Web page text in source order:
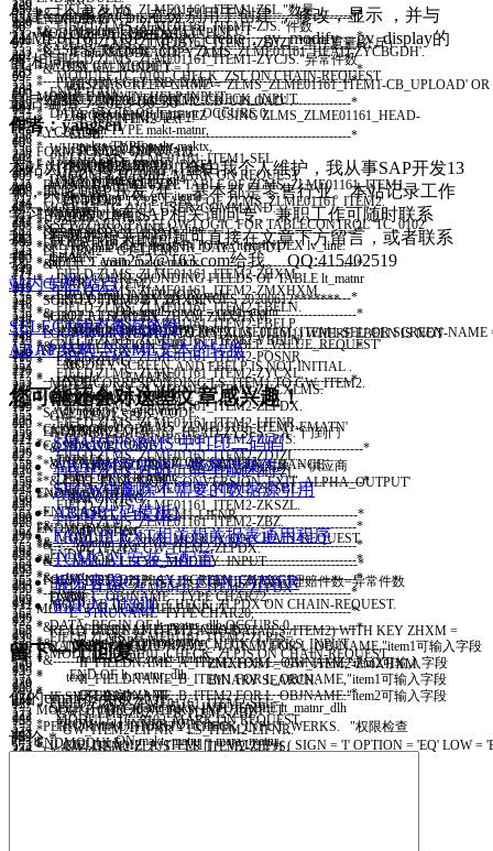
229
230
231
232
233
234
235
236
237
238
239
240
241
242
243
244
245
246
247
248
249
250
251
252
253
254
255
256
257
258
259
260
261
262
263
264
265
266
267
268
269
270
271
272
273
274
*&---------------------------------------------------------------------*
*& Module EMATN_HELP INPUT
*&---------------------------------------------------------------------*
* text
*----------------------------------------------------------------------*
MODULE EMATN_HELP INPUT.
* DATA: BEGIN OF lt_matnr OCCURS 0,
* ematn TYPE makt-matnr,
* maktx TYPE makt-maktx,
* END OF lt_matnr.
* DATA: lv_line TYPE int4,
* lw_item TYPE gty_item1.
* CLEAR lv_line.
* GET CURSOR LINE lv_line.
* READ TABLE gt_item1 INTO lw_item INDEX lv_line.
* SELECT ematn makt~maktx
* INTO CORRESPONDING FIELDS OF TABLE lt_matnr
* FROM ampl INNER JOIN makt
* ON ampl~ematn = makt~matnr
* WHERE bmatn = lw_item-matnr.
* CALL FUNCTION 'F4IF_INT_TABLE_VALUE_REQUEST'
* EXPORTING
* retfield = 'EMATN'
* dynpprog = sy-repid
* dynpnr = sy-dynnr
* dynprofield = 'ZLMS_ZLME01161_ITEM1-EMATN'
* value_org = 'S'
* TABLES
* value_tab = lt_matnr.
ENDMODULE.
*&---------------------------------------------------------------------*
*& Module MATNR_HELP INPUT
*&---------------------------------------------------------------------*
* text
*----------------------------------------------------------------------*
MODULE MATNR_HELP INPUT.
* DATA: BEGIN OF lt_matnr_dlh OCCURS 0,
* matnr TYPE mara-matnr,
* maktx TYPE makt-maktx,
* END OF lt_matnr_dlh.
*
* SELECT mara~matnr maktx INTO TABLE lt_matnr_dlh
* FROM makt INNER JOIN mara
* ON makt~matnr = mara~matnr
198
199
200
201
202
203
204
205
206
207
208
209
210
211
212
213
214
215
216
217
218
219
220
221
222
223
224
225
226
227
228
229
230
231
232
233
234
235
236
237
238
239
240
241
242
243
*----------------------------------------------------------------------*
MODULE GET_DB_DATA INPUT.
CASE SY-TCODE.
WHEN GV_MODIFY.
PERFORM GET_DB_DATA .
PERFORMAUTHORITY_CHECK _INPUT.
PERFORM ENQUEUE_EZ USING ZLMS ZLME01161 HEAD-
ZYCBGDH.
WHEN GV_DISPLAY.
PERFORM GET_DB_DATA.
WHEN OTHERS.
ENDCASE.
ENDMODULE.
*&---------------------------------------------------------------------*
*& Module GET_PERNR_DATA INPUT
*&---------------------------------------------------------------------*
* text
*----------------------------------------------------------------------*
*&---------------------------------------------------------------------*
*& Module BACK INPUT
*&---------------------------------------------------------------------*
* text
*----------------------------------------------------------------------*
MODULE BACK INPUT.
SAVE_CODE = OK_CODE.
CLEAR:OK_CODE.
CASE SAVE_CODE.
WHEN 'BACK' OR 'UP' OR 'CANCL'.
LEAVE PROGRAM.
WHEN OTHERS.
ENDCASE.
ENDMODULE.
*&---------------------------------------------------------------------*
*& Module LLTYP_MODIFY INPUT
*&---------------------------------------------------------------------*
* text
*----------------------------------------------------------------------*
*&---------------------------------------------------------------------*
*& Module AUTHORITY_CHECK_WERKS INPUT
*&---------------------------------------------------------------------*
* text
*----------------------------------------------------------------------*
MODULE CHECK_WERKS_INPUT INPUT.
PERFORMAUTHORITY_CHECK_INPUT_WERKS.
"权限检查
ENDMODULE.
131
132
133
134
135
136
137
138
139
140
141
142
143
144
145
146
147
148
149
150
151
152
153
154
155
156
157
158
159
160
161
162
163
164
165
166
167
168
169
170
171
172
173
174
175
WHEN GV_DISPLAY.
LOOP AT SCREEN.
IF SCREEN-NAME = 'ZLMS_ZLME01161_HEAD-ZYCBGDH'.
SCREEN-INPUT = 1.
ELSEIF SCREEN-NAME = 'ZLMS_ZLME01161_ITEM1-CB_UPLOAD' OR
'ZLMS_ZLME01161_ITEM2-CB_UPLOAD' .
SCREEN-INPUT = 1.
ELSE.
SCREEN-INPUT = 0.
ENDIF.
MODIFY SCREEN.
ENDLOOP.
WHEN OTHERS.
ENDCASE.
*
**END OF MODIFY BY PENGFS 20200612*******
LOOP AT SCREEN.
IF SCREEN-NAME = 'ZLMS_ZLME01161_ITEM1-SEL' OR SCREEN-NAME
SCREEN-INPUT = 1.
MODIFY SCREEN.
ENDIF.
ENDLOOP.
ENDFORM.
*&---------------------------------------------------------------------*
*& Form NOT_DISPLAY_SCREEN_CHANGE
*&---------------------------------------------------------------------*
* text
*----------------------------------------------------------------------*
* --> p1 text
* <-- p2 text
*----------------------------------------------------------------------*
FORM NOT_DISPLAY_SCREEN_CHANGE .
DATA: L_OBJNAME TYPE CHAR72,
L_STRUNAME TYPE CHAR20,
L_FIELDNAME TYPE CHAR72.
RANGES: II_FIELDNAME_A_ITEM1 FOR L_OBJNAME,"item1可输入字段
II_FIELDNAME_A_ITEM2 FOR L_OBJNAME,"item2可输入字段
II_FIELDNAME_B_ ITEM1 FOR L_OBJNAME "item1可输入字段
II_FIELDNAME_B_ITEM2 FOR L_OBJNAME."item2可输入字段
II_FIELDNAME_A_ITEM1[] = VALUE #( ( SIGN = 'I' OPTION = 'EQ' LOW =
95
96
97
98
99
100
101
102
103
104
105
106
107
108
109
110
111
112
113
114
115
116
117
118
119
120
121
122
123
124
125
126
127
128
129
130
131
132
133
134
135
136
137
138
139
140
ENDFORM.
*&---------------------------------------------------------------------*
*& Form FCODE_COPY_ALL
*&---------------------------------------------------------------------*
* text
*----------------------------------------------------------------------*
* -->P_GT_ITEM2 text
*----------------------------------------------------------------------*
FORM FCODE_COPY_ALL .
*从ITEM1复制所有行到ITEM2
DATA: LT_ITEM1 TYPE TABLE OF ZLMS_ZLME01161_ITEM1,
LT_ITEM2 TYPE TABLE OF ZLMS_ZLME01161_ ITEM2.
LT_ITEM1 = GT_ITEM1.
LT_ITEM2 = GT_ITEM2.
CLEAR:GT_ITEM2.
SORT LT_ITEM1 BY ZHXM.
SORT LT_ITEM2 BY ZHXM ZMXHXM.
LOOP AT LT_ITEM1 INTO DATA(LS_ITEM1) WHERE EBELN IS NOT
INITIAL
AND EBELP IS NOT INITIAL .
MOVE-CORRESPONDING LS_ITEM1 TO GW_ITEM2.
GW_ITEM2-ZMXHXM = 1.
GW_ITEM2-SEL = ''.
IF ZLMS_ZLME01161_HEAD-ZYSFS = 'A'."门到门
GW_ITEM2-ZLPDX = '供应商'."理赔对象 = 供应商
* CALL FUNCTION 'CONVERSION_EXIT_ALPHA_OUTPUT'
* EXPORTING
* INPUT = LS_ITEM1-LIFNR
* IMPORTING
* OUTPUT = GW_ITEM2-ZLPDX.
GW_ITEM2-ZLPJS = LS_ITEM1-ZYCJS."理赔件数=异常件数
ENDIF.
READ TABLE LT_ITEM2 INTO DATA(LS_ITEM2) WITH KEY ZHXM =
GW_ITEM2-ZHXM
ZMXHXM = GW_ITEM2-ZMXHXM
BINARY SEARCH.
IF SY-SUBRC = 0 .
GW_ITEM2-ZBZ = LS_ITEM2-ZBZ.
* GW_ITEM2-LIFNR = LS_ITEM2-LIFNR.
* GW_ITEM2-ZLPJS = LS_ITEM2-ZLPJS.
55
56
57
58
59
60
61
62
63
64
65
66
67
68
69
70
71
72
73
74
75
76
77
78
79
80
81
82
83
84
85
86
87
88
89
90
91
92
93
94
95
96
97
98
99
100
FIELD ZLMS ZLME01161_ITEM1-ZSL "数量
FIELD ZLMS_ZLME01161_ITEM1-ZJS "件数
FIELD ZLMS_ZLME01161_ITEM1-ZDJZL."单件重量(公斤）
FIELD ZLMS_ZLME01161_ITEM1-ZYCJS."异常件数
MODULE TC_0101_CHECK_ZSL ON CHAIN-REQUEST.
ENDCHAIN.
FIELD ZLMS_ZLME01161_ITEM1-SEL
MODULE TC_0101_MARK ON REQUEST.
ENDLOOP.
MODULE TC_0101_USER_COMMAND.
*&SPWIZARD: PAI FLOW LOGIC FOR TABLECONTROL 'TC_0102'
LOOP AT GT_ITEM2.
CHAIN.
FIELD ZLMS_ZLME01161 _ITEM2-ZHXM.
FIELD ZLMS_ZLME01161_ITEM2-ZMXHXM
FIELD ZLMS_ZLME01161_ITEM2-EBELN
FIELD ZLMS_ZLME01161_ITEM2-EBELP.
FIELD ZLMS_ZLME01161_ITEM2-VBELN.
FIELD ZLMS_ZLME01161_ITEM2-POSNR
FIELD ZLMS_ZLME01161 _ITEM2-ZYCXL.
FIELD ZLMS_ZLME01161_ITEM2-ZYCXLMS.
FIELD ZLMS_ZLME01161_ITEM2-ZLPDX
FIELD ZLMS_ZLME01161_ITEM2-LIFNR
FIELD ZLMS_ZLME01161_ITEM2-ZLPJS.
FIELD ZLMS_ZLME01161_ITEM2-ZDJZL.
FIELD ZLMS_ZLME01161_ITEM2-ZLPZL.
FIELD ZLMS_ZLME01161_ITEM2-ZKSBL.
FIELD ZLMS_ZLME01161 ITEM2-ZKSZL
FIELD ZLMS_ZLME01161_ITEM2-ZBZ.
MODULE TC_0102_MODIFY ON CHAIN-REQUEST.
ENDCHAIN.
FIELD ZLMS_ZLME01161_ITEM2-ZLPDX"
MODULE TC_0101_CHECK_ZLPDX ON CHAIN-REQUEST.
FIELD ZLMS_ZLME01161_ITEM2-ZLPJS"
MODULE TC_0101_CHECK_ZLPJS ON CHAIN-REQUEST.
FIELD ZLMS_ZLME01161_ITEM2-SEL
MODULE TC_0102_MARK ON REQUEST.
ENDLOOP.
创建三个事务码，在分别用于创建 ，修改，显示 ，并与
ZLME01161_TOP中的gv_create，gv_modify，gv_display的
值 相同。
最后编辑：2023-06-30
作者：yangsen
本站为个人博客网站，全由我个人维护，我从事SAP开发13
年，其它ERP开发7年，基本都是零售行业。本站记录工作
学习的过程， 有SAP相关询问专、兼职工作可随时联系
我。 有网站相关的问题可直接在文章下方留言，或者联系
我。 邮件：yan252@163.com给我。 QQ:415402519
站内专栏 站点
SELECT动态查询条件
ABAP 结构 与XML文本的转换
您可能还会对这些文章感兴趣！
SMARTFORMS 中打印二码码
ABAP对字符的一些基础操作–
SEGW中删除不需要的数据源引用
ABAP代码模板1
FAGLFLEXT相关想关报表通用程序
TOMCAT安装与配置
拆分容器CL_GUI_CONTAINER
SAP入门培训
留下一个回复
你的email不会被公开。
评论*